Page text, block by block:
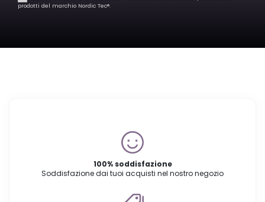
prodotti del marchio Nordic Tec®️.
100% soddisfazione
Soddisfazione dai tuoi acquisti nel nostro negozio